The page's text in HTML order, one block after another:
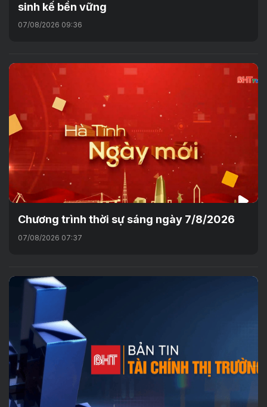
sinh kế bền vững
07/08/2026 09:36
Chương trình thời sự sáng ngày 7/8/2026
07/08/2026 07:37